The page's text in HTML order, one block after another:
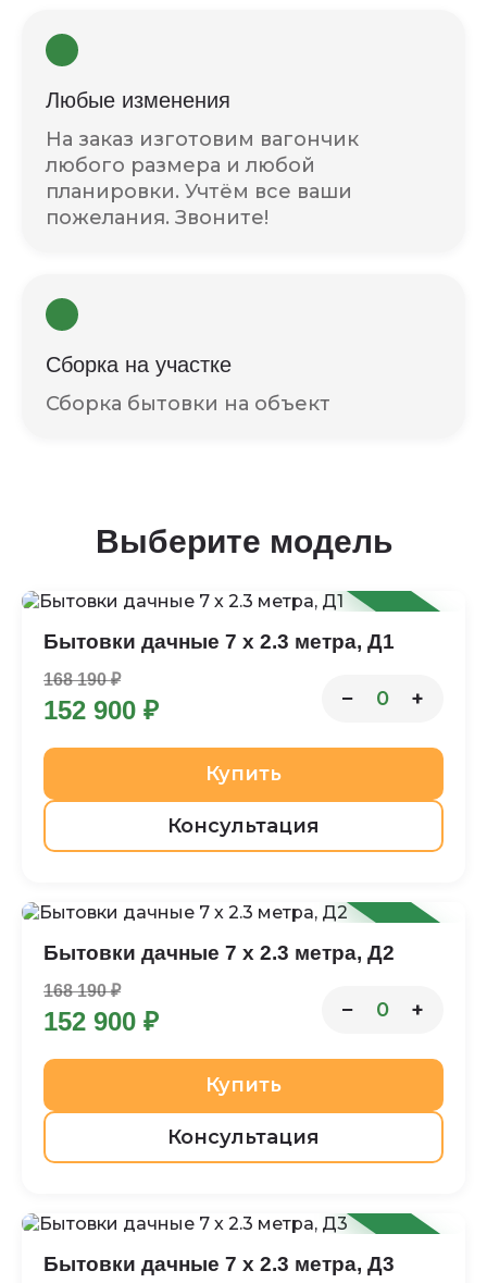
Любые изменения
На заказ изготовим вагончик
любого размера и любой
планировки. Учтём все ваши
пожелания. Звоните!
Сборка на участке
Сборка бытовки на объект
Выберите модель
-9%
Бытовки дачные 7 х 2.3 метра, Д1
168 190 ₽
152 900 ₽ − 0 +
Купить
Консультация
-9%
Бытовки дачные 7 х 2.3 метра, Д2
168 190 ₽
152 900 ₽ − 0 +
Купить
Консультация
-9%
Бытовки дачные 7 х 2.3 метра, Д3